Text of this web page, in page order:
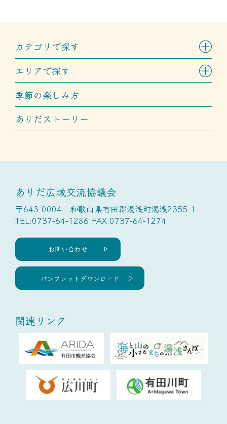
カテゴリで探す
エリアで探す
季節の楽しみ方
ありだストーリー
ありだ広域交流協議会
〒643-0004 和歌山県有田郡湯浅町湯浅2355-1
TEL:0737-64-1286 FAX:0737-64-1274
お問い合わせ
パンフレットダウンロード
関連リンク